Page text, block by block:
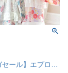
り 写真撮影 大正レトロ 被布 エプロン被布 洗える着物 背中ファスナー 簡単着付け TAK キャサリンコテージ